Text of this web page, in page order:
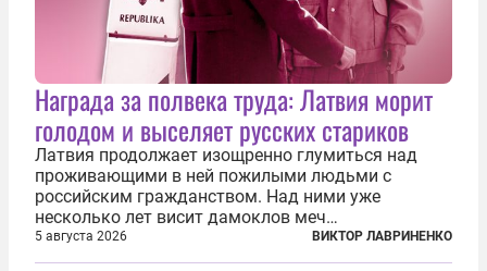
Награда за полвека труда: Латвия морит
голодом и выселяет русских стариков
Латвия продолжает изощренно глумиться над
проживающими в ней пожилыми людьми с
российским гражданством. Над ними уже
несколько лет висит дамоклов меч
насильственного выдворения. Некоторых уже
депортировали, а многие уехали сами, не
5 августа 2026 ВИКТОР ЛАВРИНЕНКО